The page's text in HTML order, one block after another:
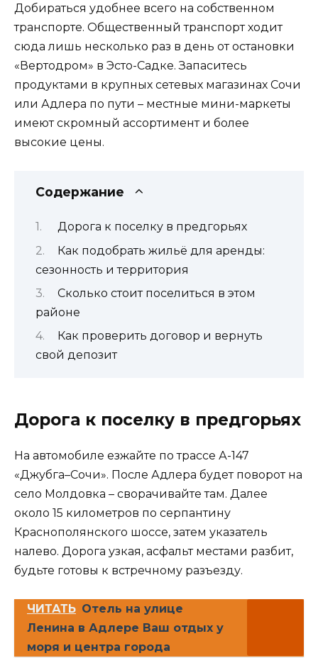
Добираться удобнее всего на собственном
транспорте. Общественный транспорт ходит
сюда лишь несколько раз в день от остановки
«Вертодром» в Эсто-Садке. Запаситесь
продуктами в крупных сетевых магазинах Сочи
или Адлера по пути – местные мини-маркеты
имеют скромный ассортимент и более
высокие цены.
Содержание
Дорога к поселку в предгорьях
Как подобрать жильё для аренды:
сезонность и территория
Сколько стоит поселиться в этом
районе
Как проверить договор и вернуть
свой депозит
Дорога к поселку в предгорьях
На автомобиле езжайте по трассе А-147
«Джубга–Сочи». После Адлера будет поворот на
село Молдовка – сворачивайте там. Далее
около 15 километров по серпантину
Краснополянского шоссе, затем указатель
налево. Дорога узкая, асфальт местами разбит,
будьте готовы к встречному разъезду.
ЧИТАТЬ Отель на улице
Ленина в Адлере Ваш отдых у
моря и центра города